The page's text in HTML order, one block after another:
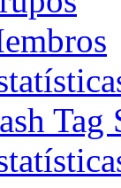
Tag